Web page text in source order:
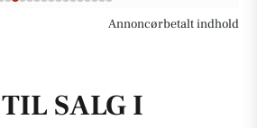
Annoncørbetalt indhold
SALG I